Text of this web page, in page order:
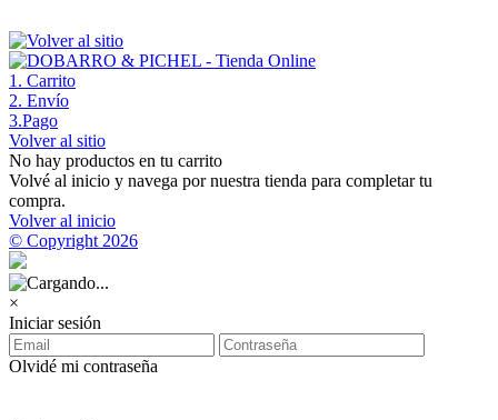
1 . Carrito
2. Envío
3.Pago
Volver al sitio
No hay productos en tu carrito
Volvé al inicio y navega por nuestra tienda para completar tu
compra.
Volver al inicio
© Copyright 2026
×
Iniciar sesión
Olvidé mi contraseña